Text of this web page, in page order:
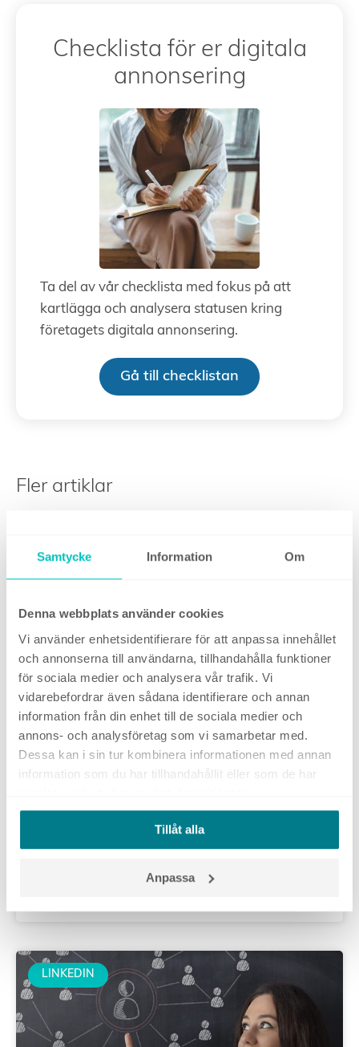
Samtycke Information Om
Denna webbplats använder cookies
Vi använder enhetsidentifierare för att anpassa innehållet
och annonserna till användarna, tillhandahålla funktioner
för sociala medier och analysera vår trafik. Vi
vidarebefordrar även sådana identifierare och annan
information från din enhet till de sociala medier och
annons- och analysföretag som vi samarbetar med.
Dessa kan i sin tur kombinera informationen med annan
information som du har tillhandahållit eller som de har
Tillåt alla
Anpassa
Checklista för er digitala
annonsering
Ta del av vår checklista med fokus på att
kartlägga och analysera statusen kring
företagets digitala annonsering.
Gå till checklistan
Fler artiklar
Försäkra dig om att era globala
kampanjer visas för rätt målgrupp
19 november, 2025
LINKEDIN